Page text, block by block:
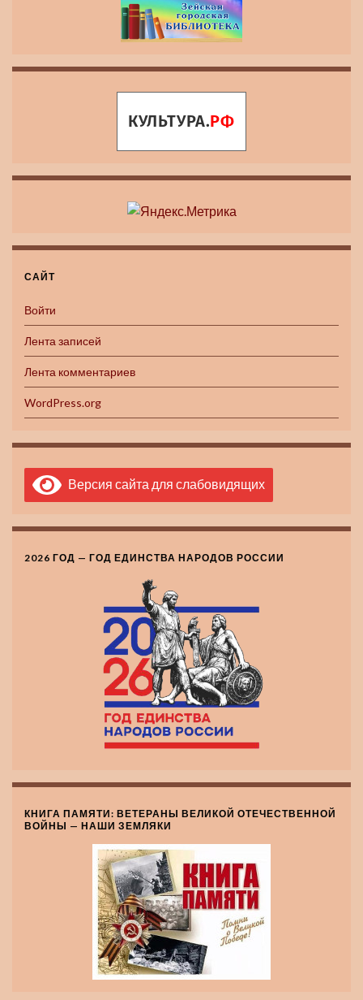
САЙТ
Войти
Лента записей
Лента комментариев
WordPress.org
Версия сайта для слабовидящих
2026 ГОД — ГОД ЕДИНСТВА НАРОДОВ РОССИИ
КНИГА ПАМЯТИ: ВЕТЕРАНЫ ВЕЛИКОЙ ОТЕЧЕСТВЕННОЙ
ВОЙНЫ — НАШИ ЗЕМЛЯКИ